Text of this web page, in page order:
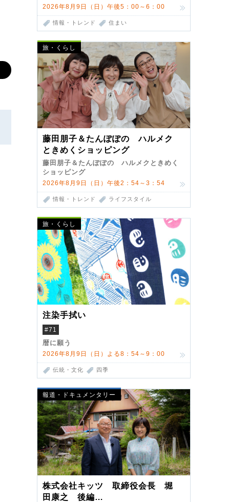
2026年8月9日（日）午後5：00～6：00
情報・トレンド 住まい
旅・くらし
藤田朋子＆たんぽぽの ハルメク
ときめくショッピング
藤田朋子＆たんぽぽの ハルメクときめく
ショッピング
2026年8月9日（日）午後2：54～3：54
情報・トレンド ライフスタイル
旅・くらし
注染手拭い
#71
暦に願う
2026年8月9日（日）よる8：54～9：00
伝統・文化 四季
報道・ドキュメンタリー
株式会社キッツ 取締役会長 堀
田康之 後編